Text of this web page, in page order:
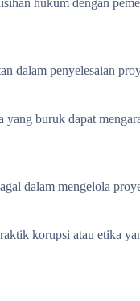
dalam penyelesaian
buruk dapat
dalam mengelola
korupsi atau etika